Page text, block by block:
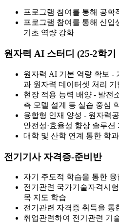
프로그램 참여를 통해 공학
프로그램 참여를 통해 신입
기초 역량 강화
원자력 AI 스터디 (25-2학기
원자력 AI 기본 역량 확보 -
과 원자력 데이터셋 처리 기
현장 적용 능력 배양 - 발전
측 모델 설계 등 실습 중심
융합형 인재 양성 - 원자력
안전성·효율성 향상 솔루션
대학 및 산학 연계 통한 학
전기기사 자격증-준비반
자기 주도적 학습을 통한
전기관련 국가기술자격시
목 지도 학습
전기관련 자격증 취득을 통
취업관련하여 전기관련 기